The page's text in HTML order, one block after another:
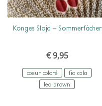
coeur coloré
fio cala
leo brown
Konges Slojd – Sommerfächer
€9,95